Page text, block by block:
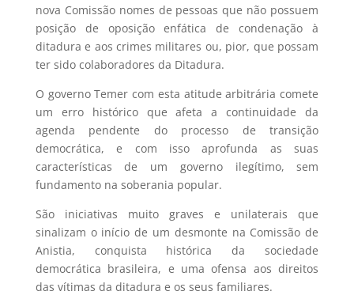
nova Comissão nomes de pessoas que não possuem
posição de oposição enfática de condenação à
ditadura e aos crimes militares ou, pior, que possam
ter sido colaboradores da Ditadura.
O governo Temer com esta atitude arbitrária comete
um erro histórico que afeta a continuidade da
agenda pendente do processo de transição
democrática, e com isso aprofunda as suas
características de um governo ilegítimo, sem
fundamento na soberania popular.
São iniciativas muito graves e unilaterais que
sinalizam o início de um desmonte na Comissão de
Anistia, conquista histórica da sociedade
democrática brasileira, e uma ofensa aos direitos
das vítimas da ditadura e os seus familiares.